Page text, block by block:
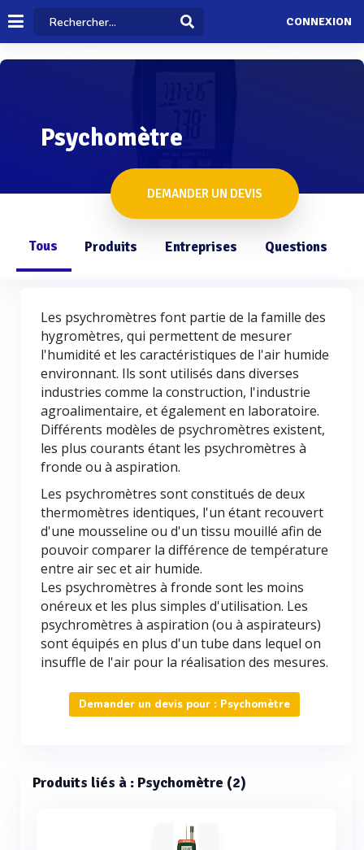
CONNEXION
Psychomètre
DEMANDER UN DEVIS
Tous Produits Entreprises Questions
Les psychromètres font partie de la famille des
hygromètres, qui permettent de mesurer
l'humidité et les caractéristiques de l'air humide
environnant. Ils sont utilisés dans diverses
industries comme la construction, l'industrie
agroalimentaire, et également en laboratoire.
Différents modèles de psychromètres existent,
les plus courants étant les psychromètres à
fronde ou à aspiration.
Les psychromètres sont constitués de deux
thermomètres identiques, l'un étant recouvert
d'une mousseline ou d'un tissu mouillé afin de
pouvoir comparer la différence de température
entre air sec et air humide.
Les psychromètres à fronde sont les moins
onéreux et les plus simples d'utilisation. Les
psychromètres à aspiration (ou à aspirateurs)
sont équipés en plus d'un tube dans lequel on
insuffle de l'air pour la réalisation des mesures.
Demander un devis pour : Psychomètre
Produits liés à : Psychomètre (2)